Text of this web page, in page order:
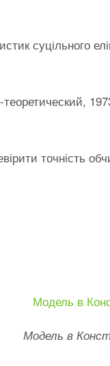
суцільного
точність
Модель в